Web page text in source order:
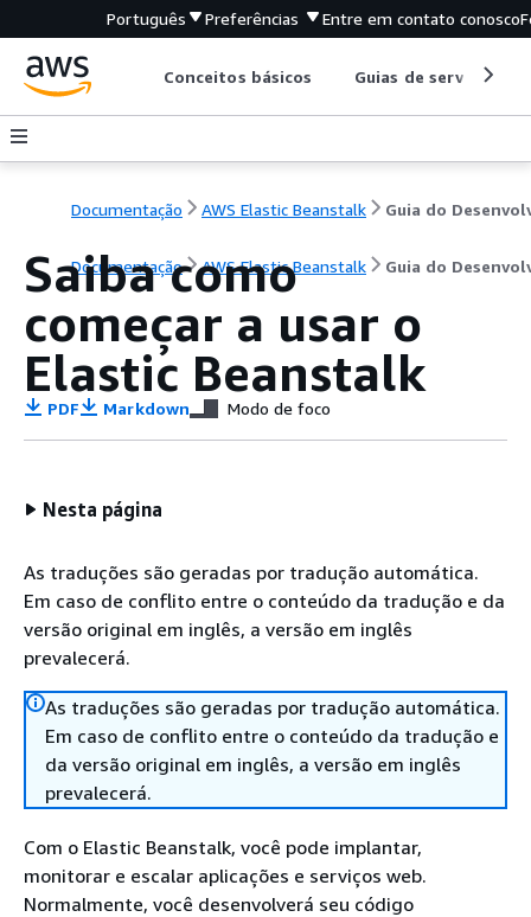
Português Preferências Entre em contato conosco
Conceitos básicos Guias de serviço
Documentação AWS Elastic Beanstalk
Documentação AWS Elastic Beanstalk Guia do
Saiba como
começar a usar o
Elastic Beanstalk
PDF Markdown Modo de foco
Nesta página
As traduções são geradas por tradução automática.
Em caso de conflito entre o conteúdo da tradução e da
versão original em inglês, a versão em inglês
prevalecerá.
As traduções são geradas por tradução automática.
Em caso de conflito entre o conteúdo da tradução e
da versão original em inglês, a versão em inglês
prevalecerá.
Com o Elastic Beanstalk, você pode implantar,
monitorar e escalar aplicações e serviços web.
Normalmente, você desenvolverá seu código